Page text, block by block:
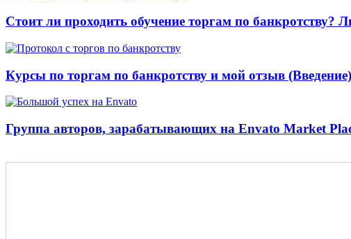
Стоит ли проходить обучение торгам по банкротству?
Курсы по торгам по банкротству и мой отзыв (Введение)
Группа авторов, зарабатывающих на Envato Market